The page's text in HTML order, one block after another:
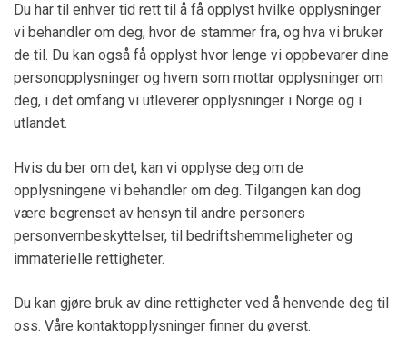
Du har til enhver tid rett til å få opplyst hvilke opplysninger
vi behandler om deg, hvor de stammer fra, og hva vi bruker
de til. Du kan også få opplyst hvor lenge vi oppbevarer dine
personopplysninger og hvem som mottar opplysninger om
deg, i det omfang vi utleverer opplysninger i Norge og i
utlandet.
Hvis du ber om det, kan vi opplyse deg om de
opplysningene vi behandler om deg. Tilgangen kan dog
være begrenset av hensyn til andre personers
personvernbeskyttelser, til bedriftshemmeligheter og
immaterielle rettigheter.
Du kan gjøre bruk av dine rettigheter ved å henvende deg til
oss. Våre kontaktopplysninger finner du øverst.